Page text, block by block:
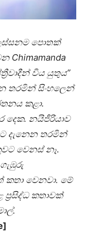
ලස්සනම පොතක්
විය යුතුය”
තරමින් සිංහලෙන්
කළා.
නයිජීරියාව
දැනෙන තරමින්
වෙනස් නෑ.
කතා වෙනවා. මේ
කතාවක්